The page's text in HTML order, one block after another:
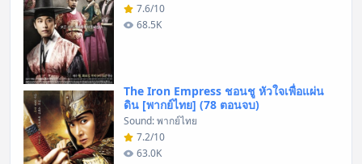
7.6/10
68.5K
The Iron Empress ชอนชู หัวใจเพื่อแผ่น
ดิน [พากย์ไทย] (78 ตอนจบ)
Sound: พากย์ไทย
7.2/10
63.0K